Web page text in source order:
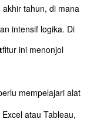
tahun, di mana
intensif logika. Di
fitur ini menonjol
mempelajari alat
atau Tableau,